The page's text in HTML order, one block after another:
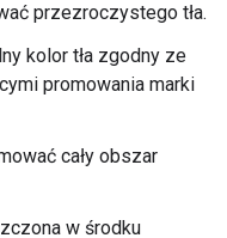
przezroczystego tła.
kolor tła zgodny ze
promowania marki
cały obszar
w środku